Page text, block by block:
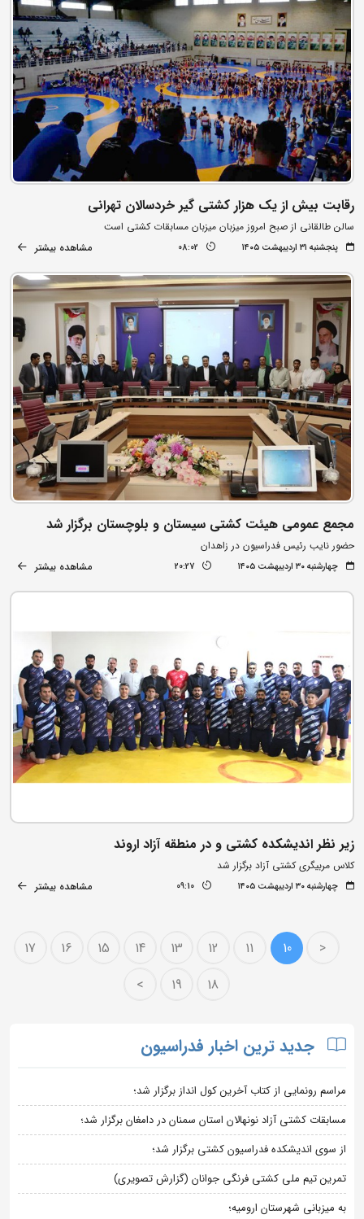
رقابت بیش از یک هزار کشتی گیر خردسالان تهرانی
سالن طالقانی از صبح امروز میزبان میزبان مسابقات کشتی است
پنجشنبه ۳۱ اردیبهشت ۱۴۰۵ 08:02 مشاهده بیشتر
مجمع عمومی هیئت کشتی سیستان و بلوچستان برگزار شد
حضور نایب رئیس فدراسیون در زاهدان
چهارشنبه ۳۰ اردیبهشت ۱۴۰۵ 20:27 مشاهده بیشتر
زیر نظر اندیشکده کشتی و در منطقه آزاد اروند
کلاس مربیگری کشتی آزاد برگزار شد
چهارشنبه ۳۰ اردیبهشت ۱۴۰۵ 09:10 مشاهده بیشتر
<
10
11
12
13
14
15
16
17
18
19
>
جدید ترین اخبار فدراسیون
مراسم رونمایی از کتاب آخرین کول انداز برگزار شد؛
مسابقات کشتی آزاد نونهالان استان سمنان در دامغان برگزار شد؛
از سوی اندیشکده فدراسیون کشتی برگزار شد؛
تمرین تیم ملی کشتی فرنگی جوانان (گزارش تصویری)
به میزبانی شهرستان ارومیه؛